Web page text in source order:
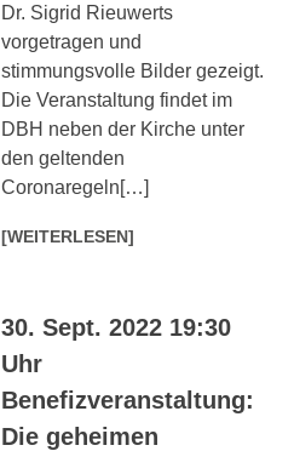
Dr. Sigrid Rieuwerts
vorgetragen und
stimmungsvolle Bilder gezeigt.
Die Veranstaltung findet im
DBH neben der Kirche unter
den geltenden
Coronaregeln[…]
[WEITERLESEN]
30. Sept. 2022 19:30
Uhr
Benefizveranstaltung:
Die geheimen